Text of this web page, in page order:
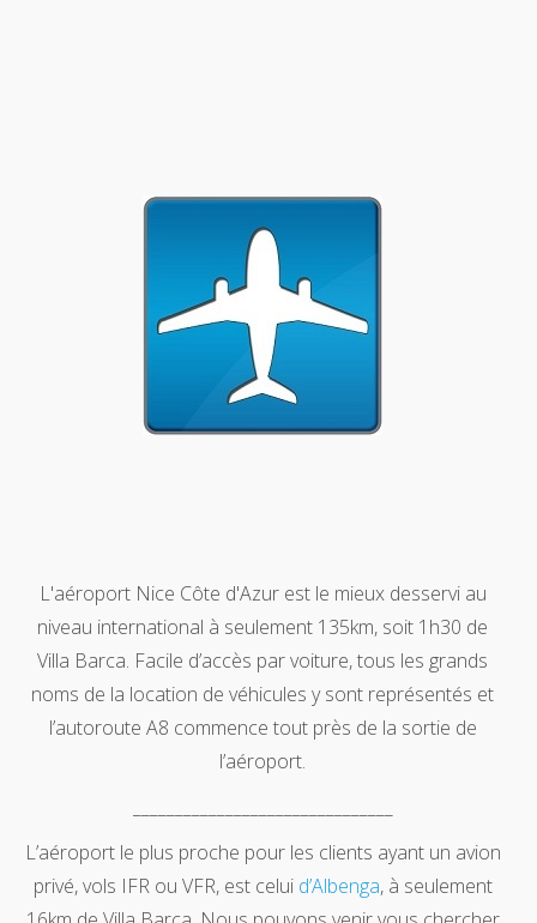
L'aéroport Nice Côte d'Azur est le mieux desservi au
niveau international à seulement 135km, soit 1h30 de
Villa Barca. Facile d’accès par voiture, tous les grands
noms de la location de véhicules y sont représentés et
l’autoroute A8 commence tout près de la sortie de
l’aéroport.
L’aéroport le plus proche pour les clients ayant un avion
privé, vols IFR ou VFR, est celui d’Albenga, à seulement